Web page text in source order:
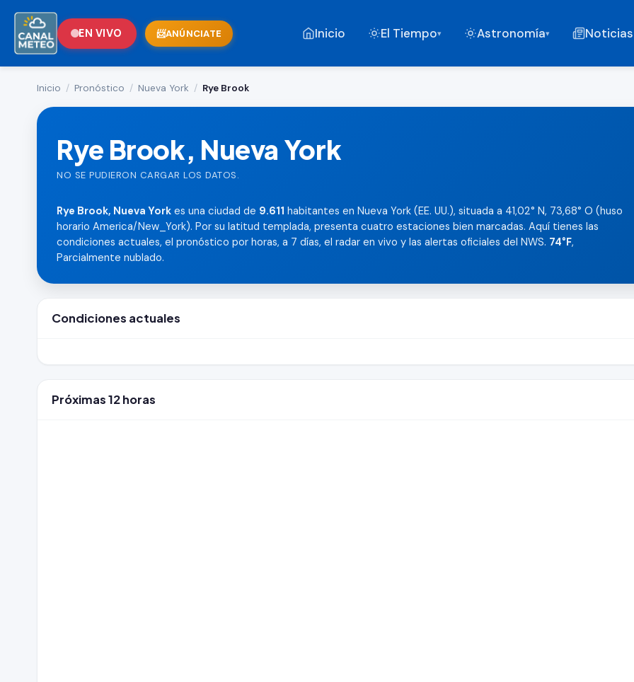
EN VIVO ANÚNCIATE Inicio El Tiempo▾ Astronomía▾ Noticias
Inicio / Pronóstico / Nueva York / Rye Brook
Rye Brook, Nueva York
NO SE PUDIERON CARGAR LOS DATOS.
Rye Brook, Nueva York es una ciudad de 9.611 habitantes en Nueva York (EE. UU.), situada a 41,02° N, 73,68° O (huso
horario America/New_York). Por su latitud templada, presenta cuatro estaciones bien marcadas. Aquí tienes las
condiciones actuales, el pronóstico por horas, a 7 días, el radar en vivo y las alertas oficiales del NWS. 74°F,
Parcialmente nublado.
Condiciones actuales
Próximas 12 horas